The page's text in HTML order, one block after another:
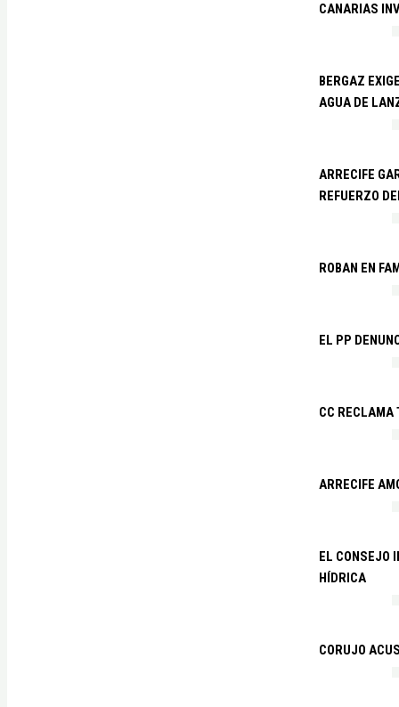
CANARIAS
BERGAZ
AGUA DE
ARRECIFE
REFUERZO
ROBAN EN
EL PP
CC RECLAMA
ARRECIFE
EL CONSEJO
HÍDRICA
CORUJO